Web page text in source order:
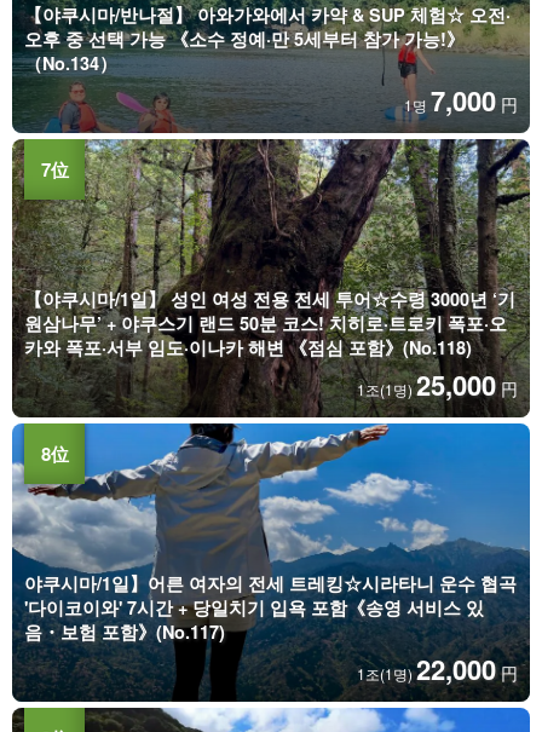
【야쿠시마/반나절】 아와가와에서 카약 & SUP 체험☆ 오전·
오후 중 선택 가능 《소수 정예·만 5세부터 참가 가능!》
（No.134）
1명 7,000 円
【야쿠시마/1일】 성인 여성 전용 전세 투어☆수령 3000년 ‘기
원삼나무’ + 야쿠스기 랜드 50분 코스! 치히로·트로키 폭포·오
카와 폭포·서부 임도·이나카 해변 《점심 포함》(No.118)
1조(1명)25,000 円
야쿠시마/1일】어른 여자의 전세 트레킹☆시라타니 운수 협곡
'다이코이와' 7시간 + 당일치기 입욕 포함《송영 서비스 있
음・보험 포함》(No.117)
1조(1명)22,000 円